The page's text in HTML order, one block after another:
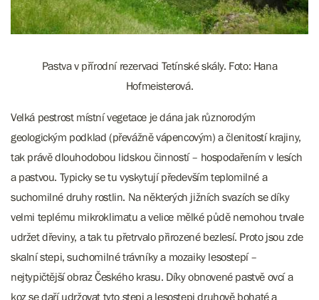
Pastva v přírodní rezervaci Tetínské skály. Foto: Hana
Hofmeisterová.
Velká pestrost místní vegetace je dána jak různorodým
geologickým podklad (převážně vápencovým) a členitostí krajiny,
tak právě dlouhodobou lidskou činností – hospodařením v lesích
a pastvou. Typicky se tu vyskytují především teplomilné a
suchomilné druhy rostlin. Na některých jižních svazích se díky
velmi teplému mikroklimatu a velice mělké půdě nemohou trvale
udržet dřeviny, a tak tu přetrvalo přirozené bezlesí. Proto jsou zde
skalní stepi, suchomilné trávníky a mozaiky lesostepí –
nejtypičtější obraz Českého krasu. Díky obnovené pastvě ovcí a
koz se daří udržovat tyto stepi a lesostepi druhově bohaté a